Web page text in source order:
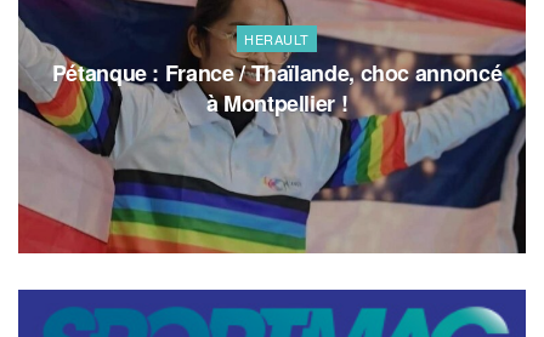
HERAULT
Pétanque : France / Thaïlande, choc annoncé
à Montpellier !